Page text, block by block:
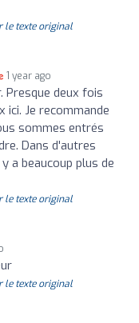
le texte original
1 year ago
Presque deux fois
ici. Je recommande
sommes entrés
Dans d'autres
a beaucoup plus de
le texte original
le texte original